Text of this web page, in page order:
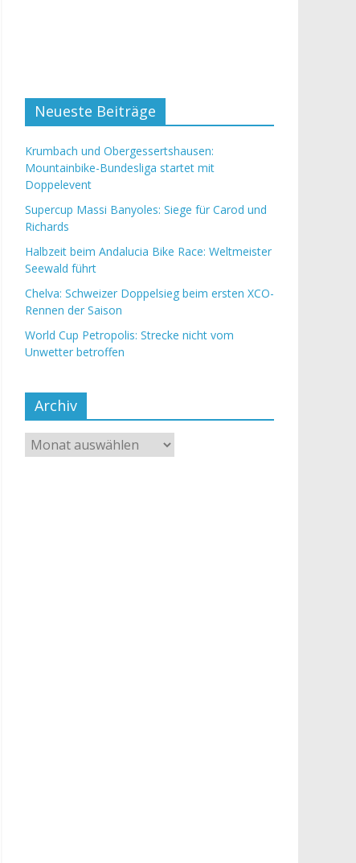
Neueste Beiträge
Krumbach und Obergessertshausen:
Mountainbike-Bundesliga startet mit
Doppelevent
Supercup Massi Banyoles: Siege für Carod und
Richards
Halbzeit beim Andalucia Bike Race: Weltmeister
Seewald führt
Chelva: Schweizer Doppelsieg beim ersten XCO-
Rennen der Saison
World Cup Petropolis: Strecke nicht vom
Unwetter betroffen
Archiv